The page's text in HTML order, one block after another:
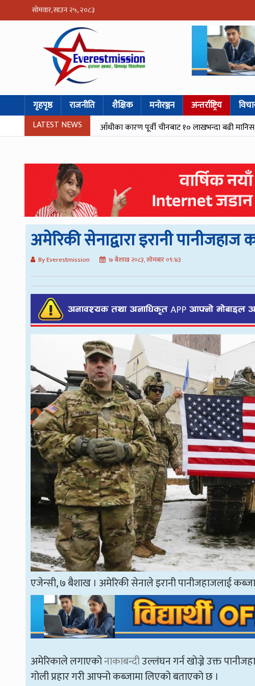
सोमवार, साउन २५, २०८३
गृहपृष्ठ राजनीति शैक्षिक मनोरञ्जन अन्तर्राष्ट्रिय
LATEST NEWS आँधीका कारण पूर्वी चीनबाट १० लाखभन्दा बढी
अमेरिकी सेनाद्वारा इरानी पानीजहाज
By Everestmission ७ बैशाख २०८३, सोमबार ०९:४३
एजेन्सी, ७ बैशाख । अमेरिकी सेनाले इरानी पानीजहाजलाई
अमेरिकाले लगाएकोनाकाबन्दीउल्लंघन गर्न खोज्ने उक्त
गोली प्रहार गरी आफ्नो कब्जामा लिएको बताएको छ ।